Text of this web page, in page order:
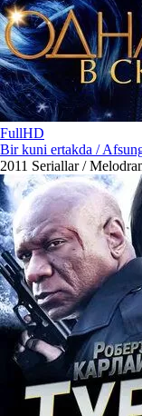
FullHD
Bir kuni ertakda /
2011 Seriallar /